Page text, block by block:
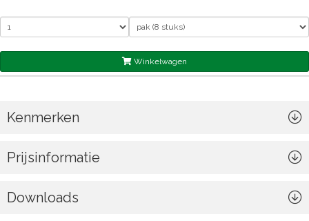
Winkelwagen
Kenmerken
Prijsinformatie
Downloads